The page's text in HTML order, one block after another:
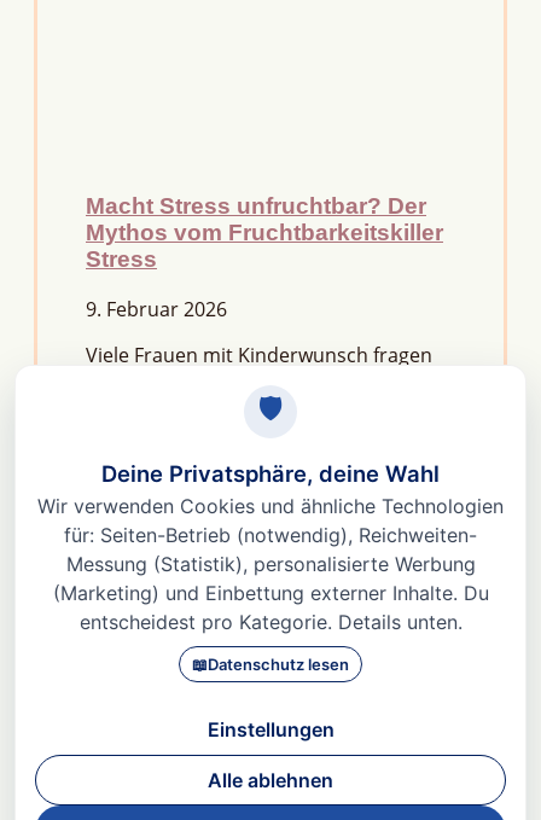
Macht Stress unfruchtbar? Der
Mythos vom Fruchtbarkeitskiller
Stress
9. Februar 2026
Viele Frauen mit Kinderwunsch fragen
kurze Antwort lautet: Nein, aber er kann
Fruchtbarkeit aus dem Gleichgewicht
bringen. Denn Stress
Weiterlesen »